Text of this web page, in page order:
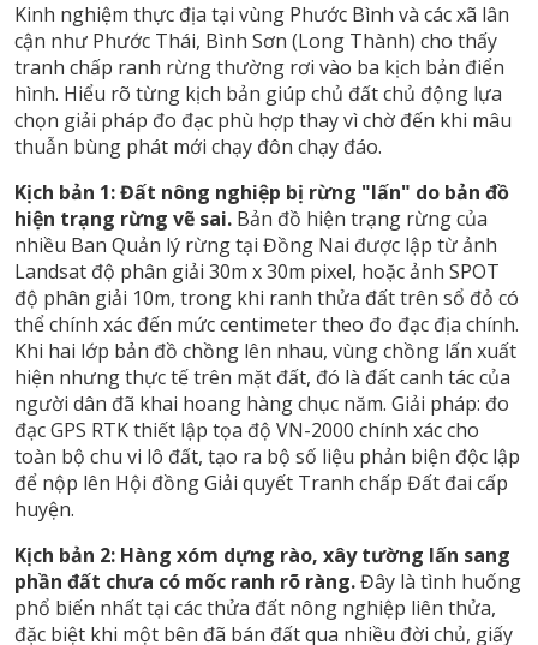
Kinh nghiệm thực địa tại vùng Phước Bình và các xã lân
cận như Phước Thái, Bình Sơn (Long Thành) cho thấy
tranh chấp ranh rừng thường rơi vào ba kịch bản điển
hình. Hiểu rõ từng kịch bản giúp chủ đất chủ động lựa
chọn giải pháp đo đạc phù hợp thay vì chờ đến khi mâu
thuẫn bùng phát mới chạy đôn chạy đáo.
Kịch bản 1: Đất nông nghiệp bị rừng "lấn" do bản đồ
hiện trạng rừng vẽ sai. Bản đồ hiện trạng rừng của
nhiều Ban Quản lý rừng tại Đồng Nai được lập từ ảnh
Landsat độ phân giải 30m x 30m pixel, hoặc ảnh SPOT
độ phân giải 10m, trong khi ranh thửa đất trên sổ đỏ có
thể chính xác đến mức centimeter theo đo đạc địa chính.
Khi hai lớp bản đồ chồng lên nhau, vùng chồng lấn xuất
hiện nhưng thực tế trên mặt đất, đó là đất canh tác của
người dân đã khai hoang hàng chục năm. Giải pháp: đo
đạc GPS RTK thiết lập tọa độ VN-2000 chính xác cho
toàn bộ chu vi lô đất, tạo ra bộ số liệu phản biện độc lập
để nộp lên Hội đồng Giải quyết Tranh chấp Đất đai cấp
huyện.
Kịch bản 2: Hàng xóm dựng rào, xây tường lấn sang
phần đất chưa có mốc ranh rõ ràng.Đây là tình huống
phổ biến nhất tại các thửa đất nông nghiệp liên thửa,
đặc biệt khi một bên đã bán đất qua nhiều đời chủ, giấy